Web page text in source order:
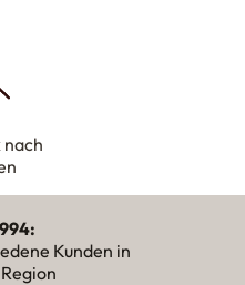
nach
Kunden in